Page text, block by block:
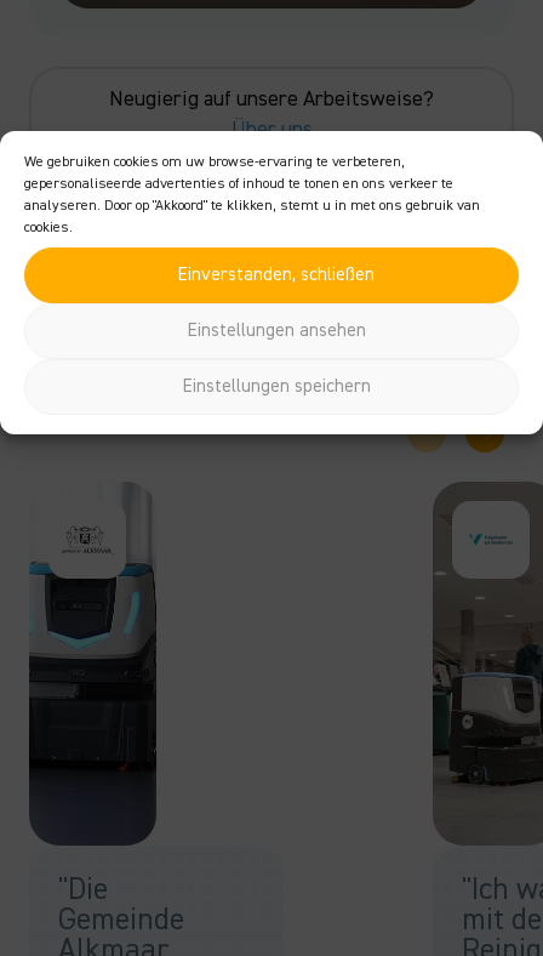
We gebruiken cookies om uw browse-ervaring te verbeteren,
gepersonaliseerde advertenties of inhoud te tonen en ons verkeer te
analyseren. Door op "Akkoord" te klikken, stemt u in met ons gebruik van
cookies.
Einverstanden, schließen
Einstellungen ansehen
Einstellungen speichern
Neugierig auf unsere Arbeitsweise?
Über uns
Kundenstimmen
Praxisberichte.
Jede Organisation hat ihre eigenen
Kunden mit smarter Technologiemehr Kontrolle, Effizienz
"Die
Gemeinde
"Ich
mit